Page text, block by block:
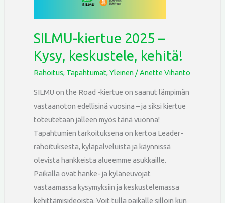
SILMU-kiertue 2025 –
Kysy, keskustele, kehitä!
Rahoitus, Tapahtumat,Yleinen /Anette Vihanto
SILMU on the Road -kiertue on saanut lämpimän
vastaanoton edellisinä vuosina – ja siksi kiertue
toteutetaan jälleen myös tänä vuonna!
Tapahtumien tarkoituksena on kertoa Leader-
rahoituksesta, kyläpalveluista ja käynnissä
olevista hankkeista alueemme asukkaille.
Paikalla ovat hanke- ja kyläneuvojat
vastaamassa kysymyksiin ja keskustelemassa
kehittämisideoista. Voit tulla paikalle silloin kun